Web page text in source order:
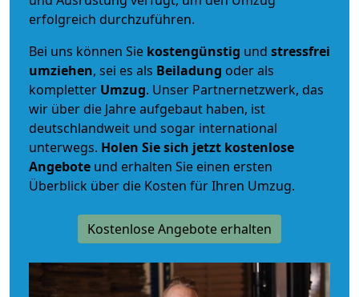
erfolgreich durchzuführen.
Bei uns können Sie kostengünstig und stressfrei
umziehen, sei es als Beiladung oder als
kompletter Umzug. Unser Partnernetzwerk, das
wir über die Jahre aufgebaut haben, ist
deutschlandweit und sogar international
unterwegs. Holen Sie sich jetzt kostenlose
Angebote und erhalten Sie einen ersten
Überblick über die Kosten für Ihren Umzug.
Kostenlose Angebote erhalten